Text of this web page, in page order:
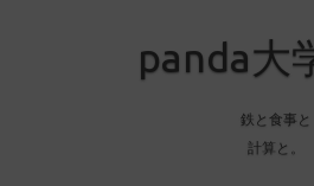
panda大
鉄と食事と
計算と。